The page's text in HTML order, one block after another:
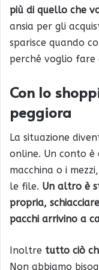
più di quello che
ansia per gli
sparisce quando
perché voglio fare
Con lo
peggiora
La situazione
online. Un conto è
macchina o i
le file. Un altro è
propria,
pacchi arrivino a
Inoltre tutto ciò
Non abbiamo